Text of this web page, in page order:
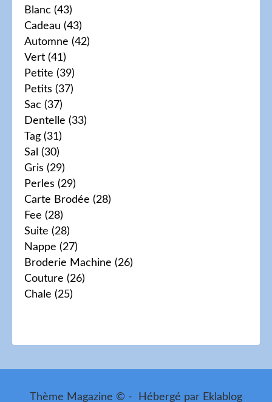
Blanc (43)
Cadeau (43)
Automne (42)
Vert (41)
Petite (39)
Petits (37)
Sac (37)
Dentelle (33)
Tag (31)
Sal (30)
Gris (29)
Perles (29)
Carte Brodée (28)
Fee (28)
Suite (28)
Nappe (27)
Broderie Machine (26)
Couture (26)
Chale (25)
Thème Magazine © - Hébergé par Eklablog